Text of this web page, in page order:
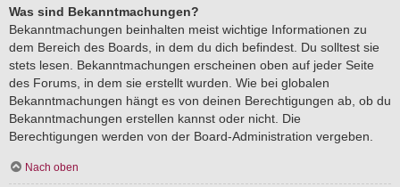
Was sind Bekanntmachungen?
Bekanntmachungen beinhalten meist wichtige Informationen zu
dem Bereich des Boards, in dem du dich befindest. Du solltest sie
stets lesen. Bekanntmachungen erscheinen oben auf jeder Seite
des Forums, in dem sie erstellt wurden. Wie bei globalen
Bekanntmachungen hängt es von deinen Berechtigungen ab, ob du
Bekanntmachungen erstellen kannst oder nicht. Die
Berechtigungen werden von der Board-Administration vergeben.
Nach oben